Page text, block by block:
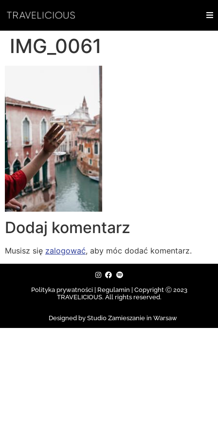
IMG_0061
Dodaj komentarz
Musisz się zalogować, aby móc dodać komentarz.
Polityka prywatności | Regulamin | Copyright Ⓒ 2023
TRAVELICIOUS. All rights reserved.
Designed by Studio Zamieszanie in Warsaw